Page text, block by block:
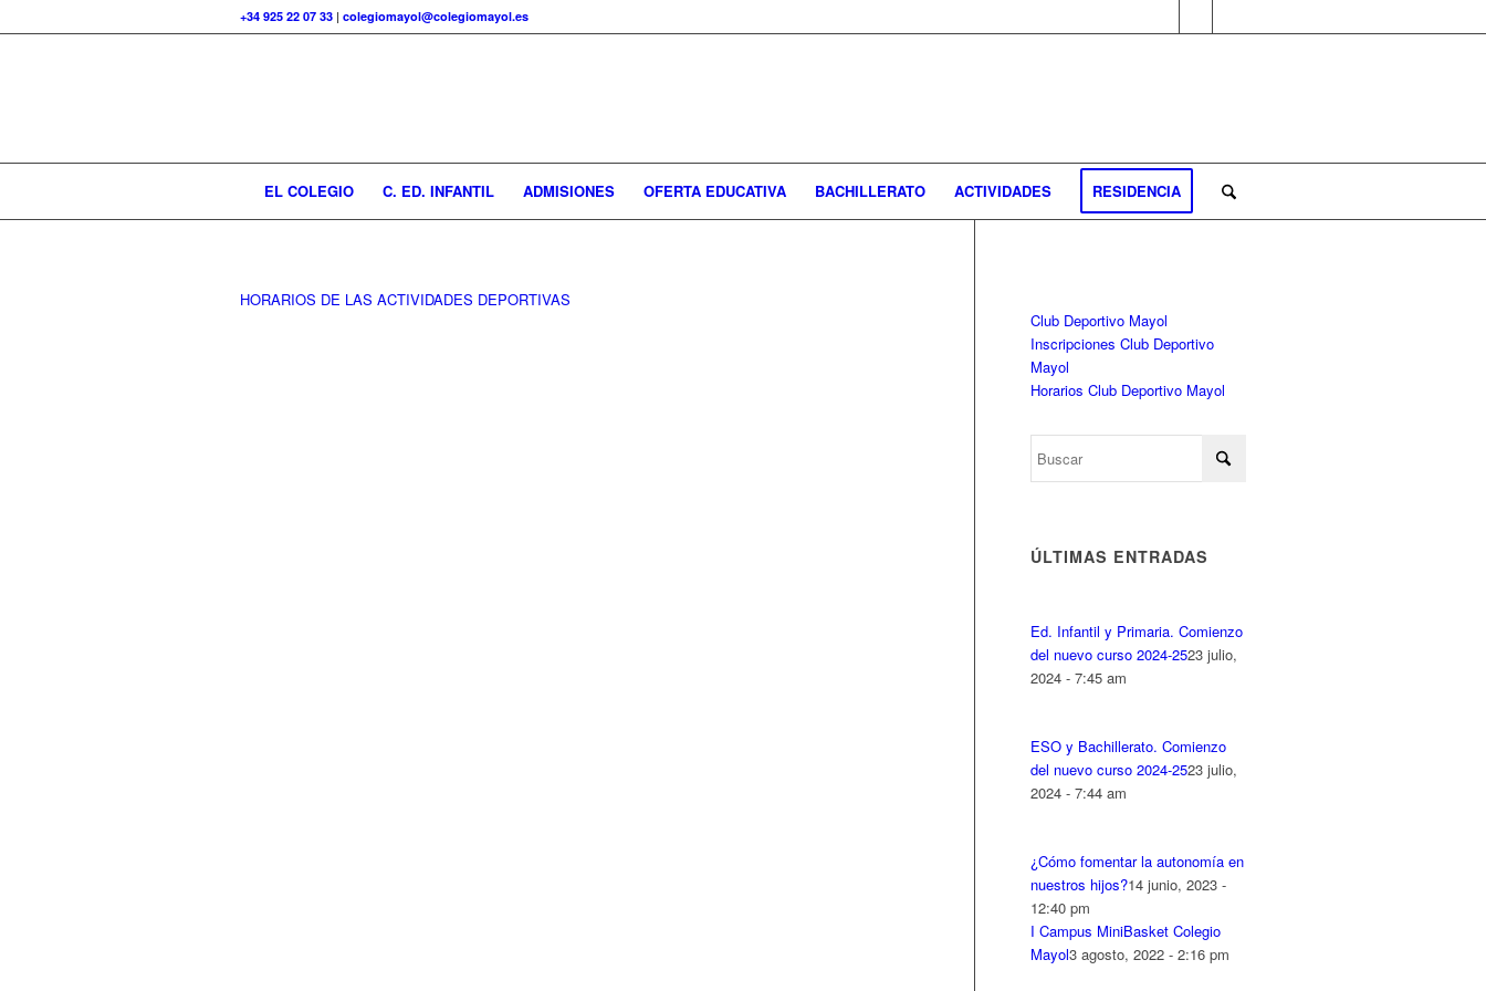
+34 925 22 07 33 | colegiomayol@colegiomayol.es
EL COLEGIO C. ED. INFANTIL ADMISIONES OFERTA EDUCATIVA BACHILLERATO ACTIVIDADES RESIDENCIA
HORARIOS DE LAS ACTIVIDADES DEPORTIVAS
Club Deportivo Mayol
Inscripciones Club Deportivo
Mayol
Horarios Club Deportivo Mayol
ÚLTIMAS ENTRADAS
Ed. Infantil y Primaria. Comienzo
del nuevo curso 2024-2523 julio,
2024 - 7:45 am
ESO y Bachillerato. Comienzo
del nuevo curso 2024-2523 julio,
2024 - 7:44 am
¿Cómo fomentar la autonomía en
nuestros hijos?14 junio, 2023 -
12:40 pm
I Campus MiniBasket Colegio
Mayol3 agosto, 2022 - 2:16 pm